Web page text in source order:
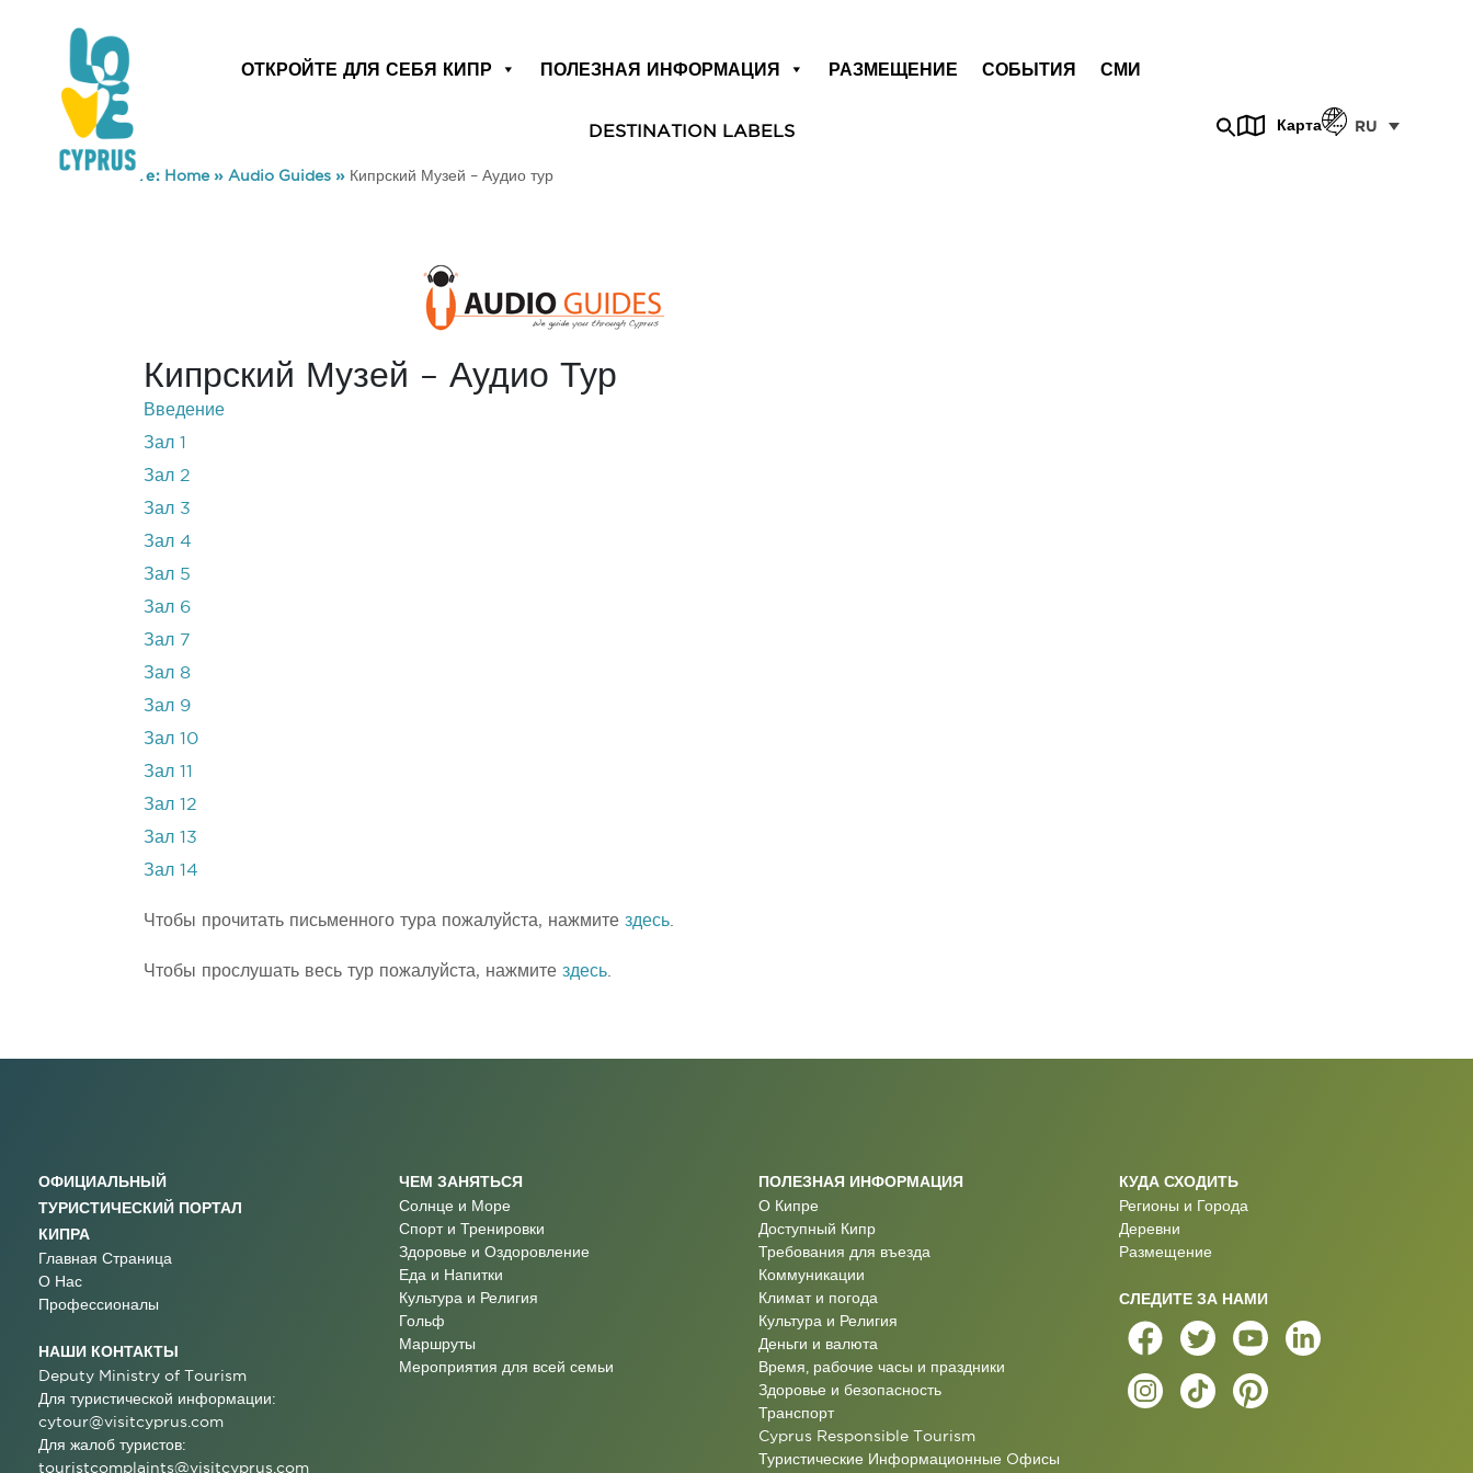
ОТКРОЙТЕ ДЛЯ СЕБЯ КИПР ПОЛЕЗНАЯ ИНФОРМАЦИЯ РАЗМЕЩЕНИЕ СОБЫТИЯ СМИ
DESTINATION LABELS Карта RU
You are here: Home» Audio Guides » Кипрский Музей – Аудио тур
Кипрский Музей – Аудио Тур
Введение
Зал 1
Зал 2
Зал 3
Зал 4
Зал 5
Зал 6
Зал 7
Зал 8
Зал 9
Зал 10
Зал 11
Зал 12
Зал 13
Зал 14
Чтобы прочитать письменного тура пожалуйста, нажмитездесь
Чтобы прослушать весь тур пожалуйста, нажмитездесь
ОФИЦИАЛЬНЫЙ
ТУРИСТИЧЕСКИЙ ПОРТАЛ
КИПРА
Главная Страница
О Нас
Профессионалы
НАШИ КОНТАКТЫ
Deputy Ministry of Tourism
Для туристической информации:
cytour@visitcyprus.com
Для жалоб туристов:
touristcomplaints@visitcyprus.com
ЧЕМ ЗАНЯТЬСЯ
Солнце и Море
Спорт и Тренировки
Здоровье и Оздоровление
Еда и Напитки
Культура и Религия
Гольф
Маршруты
Мероприятия для всей семьи
ПОЛЕЗНАЯ ИНФОРМАЦИЯ
О Кипре
Доступный Кипр
Требования для въезда
Коммуникации
Климат и погода
Культура и Религия
Деньги и валюта
Время, рабочие часы и праздники
Здоровье и безопасность
Транспорт
Cyprus Responsible Tourism
Туристические Информационные Oфисы
КУДА СХОДИТЬ
Регионы и Города
Деревни
Размещение
СЛЕДИТЕ ЗА НАМИ